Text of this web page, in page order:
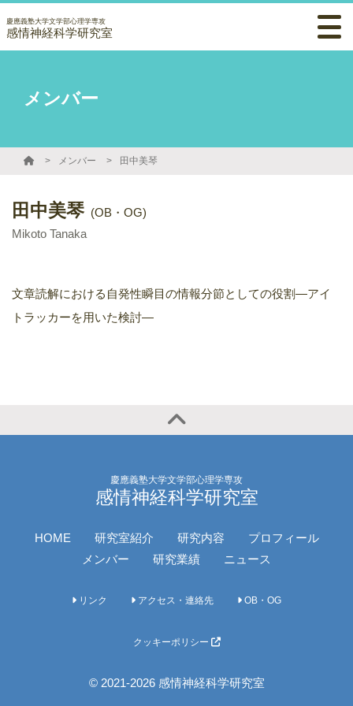
慶應義塾大学文学部心理学専攻
感情神経科学研究室
メンバー
メンバー 田中美琴
田中美琴 (OB・OG)
Mikoto Tanaka
文章読解における自発性瞬目の情報分節としての役割―アイ
トラッカーを用いた検討―
慶應義塾大学文学部心理学専攻
感情神経科学研究室
HOME 研究室紹介 研究内容
プロフィール
メンバー
研究業績 ニュース
リンク アクセス・連絡先 OB・OG
クッキーポリシー
© 2021-2026 感情神経科学研究室